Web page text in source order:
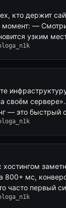
кто держит
—
узким
своём
— это быстрый
хостингом
800+ мс,
часто первый